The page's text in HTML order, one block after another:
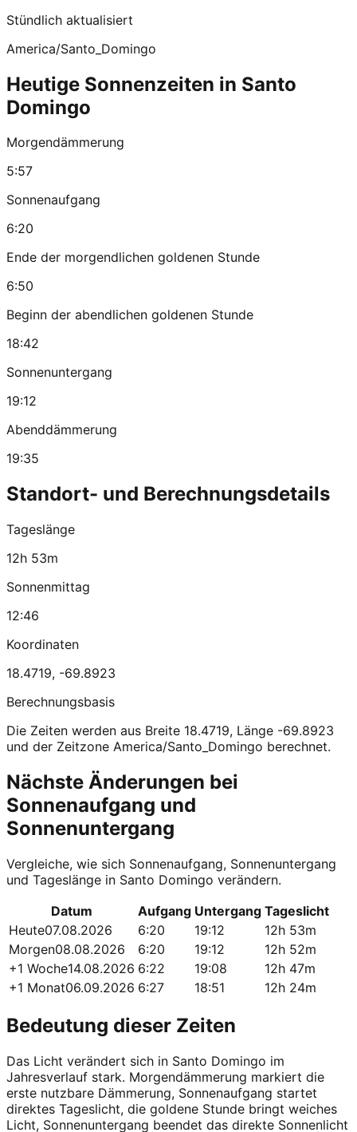
Stündlich aktualisiert
America/Santo_Domingo
Heutige Sonnenzeiten in Santo
Domingo
Morgendämmerung
5:57
Sonnenaufgang
6:20
Ende der morgendlichen goldenen Stunde
6:50
Beginn der abendlichen goldenen Stunde
18:42
Sonnenuntergang
19:12
Abenddämmerung
19:35
Standort- und Berechnungsdetails
Tageslänge
12h 53m
Sonnenmittag
12:46
Koordinaten
18.4719, -69.8923
Berechnungsbasis
Die Zeiten werden aus Breite 18.4719, Länge -69.8923
und der Zeitzone America/Santo_Domingo berechnet.
Nächste Änderungen bei
Sonnenaufgang und
Sonnenuntergang
Vergleiche, wie sich Sonnenaufgang, Sonnenuntergang
und Tageslänge in Santo Domingo verändern.
Datum
Aufgang Untergang Tageslicht
Heute07.08.2026 6:20 19:12
12h 53m
Morgen08.08.2026 6:20 19:12
12h 52m
+1 Woche14.08.2026 6:22 19:08
12h 47m
+1 Monat06.09.2026 6:27 18:51 12h 24m
Bedeutung dieser Zeiten
Das Licht verändert sich in Santo Domingo im
Jahresverlauf stark. Morgendämmerung markiert die
erste nutzbare Dämmerung, Sonnenaufgang startet
direktes Tageslicht, die goldene Stunde bringt weiches
Licht, Sonnenuntergang beendet das direkte Sonnenlicht